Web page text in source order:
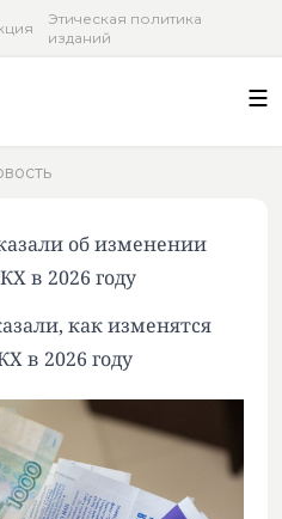
Этическая политика
изданий
об изменении
в 2026 году
как изменятся
в 2026 году